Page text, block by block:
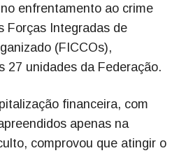
enfrentamento ao crime
Forças Integradas de
(FICCOs),
27 unidades da Federação.
financeira, com
apenas na
comprovou que atingir o